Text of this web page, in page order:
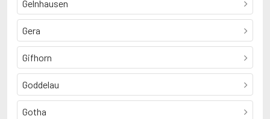
Gelnhausen
Gera
Gifhorn
Goddelau
Gotha